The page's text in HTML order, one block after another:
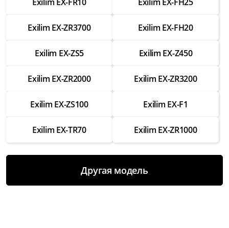
Ремонт разъемов для подключения
аксессуаров
Замена вспышки
от 1 500 ₽
Восстановление работы после попадания
влаги
от 3 000 ₽
Чистка и настройка
Exilim EX-ZR3700 Exilim EX-FH20
Exilim EX-ZS5 Exilim EX-Z450
Exilim EX-ZR2000 Exilim EX-ZR3200
Exilim EX-ZS100 Exilim EX-F1
Exilim EX-TR70 Exilim EX-ZR1000
Другая модель